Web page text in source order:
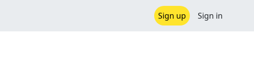
Sign up Sign in